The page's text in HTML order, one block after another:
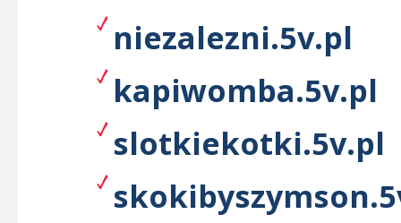
niezalezni.5v.pl
kapiwomba.5v.pl
slotkiekotki.5v.pl